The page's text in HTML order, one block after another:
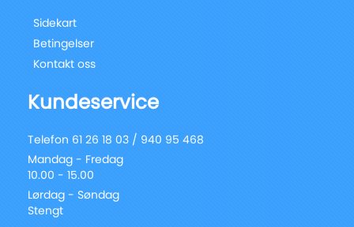
Sidekart
Betingelser
Kontakt oss
Kundeservice
Telefon 61 26 18 03 / 940 95 468
Mandag - Fredag
10.00 - 15.00
Lørdag - Søndag
Stengt